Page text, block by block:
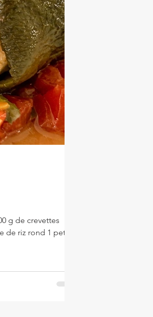
g de crevettes
riz rond 1 petite